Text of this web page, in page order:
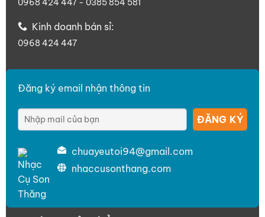
0968 424 447 - 0385 854 581
Kinh doanh bán sỉ:
0968 424 447
Đăng ký email nhận thông tin
chuayeutoi94@gmail.com
nhaccusonthang.com